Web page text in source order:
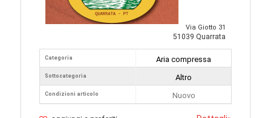
Via Giotto 31
51039 Quarrata
Categoria
Sottocategoria
Condizioni articolo
Aria compressa
Altro
Nuovo